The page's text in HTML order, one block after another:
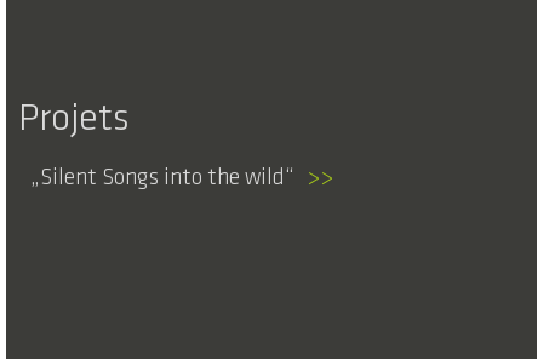
Projets
Silent Songs into the wild >>